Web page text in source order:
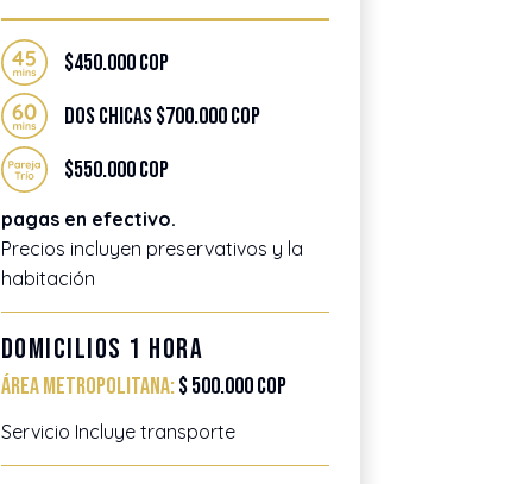
$450.000 COP
Dos chicas $700.000 COP
$550.000 COP
pagas en efectivo.
Precios incluyen preservativos y la
habitación
Domicilios 1 Hora
Área metropolitana:$ 500.000 COP
Servicio Incluye transporte